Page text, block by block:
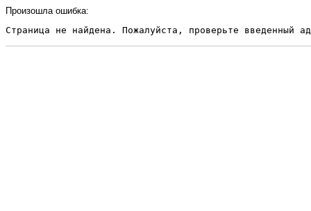
Произошла ошибка:
Страница не найдена. Пожалуйста, проверьте введенный